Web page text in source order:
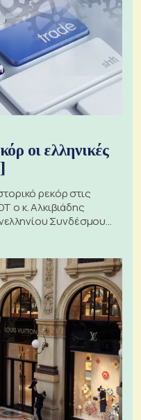
οι ελληνικές
ρεκόρ στις
ο κ. Αλκιβιάδης
Συνδέσμου